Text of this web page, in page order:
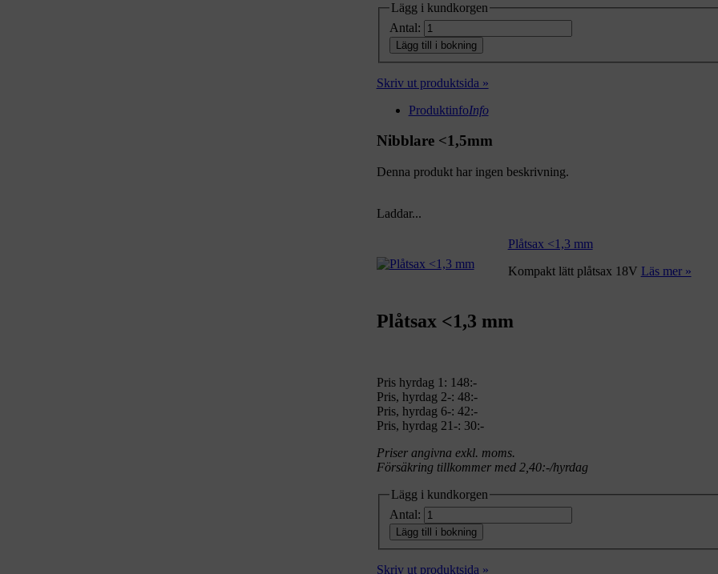
Lägg i kundkorgen
Antal:
Lägg till i bokning
Skriv ut produktsida »
ProduktinfoInfo
Nibblare <1,5mm
Denna produkt har ingen beskrivning.
Laddar...
Plåtsax <1,3 mm
Kompakt lätt plåtsax 18V Läs mer »
Plåtsax <1,3 mm
Pris hyrdag 1: 148:-
Pris, hyrdag 2-: 48:-
Pris, hyrdag 6-: 42:-
Pris, hyrdag 21-: 30:-
Priser angivna exkl. moms.
Försäkring tillkommer med 2,40:-/hyrdag
Lägg i kundkorgen
Antal:
Lägg till i bokning
Skriv ut produktsida »